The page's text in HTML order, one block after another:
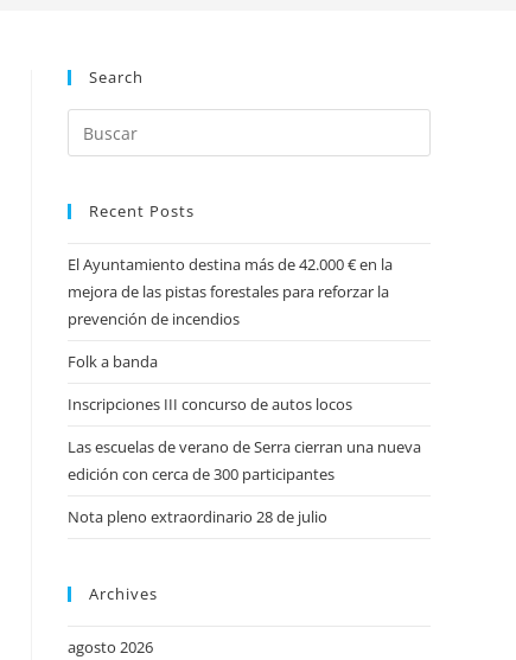
Search
Recent Posts
El Ayuntamiento destina más de 42.000 € en la
mejora de las pistas forestales para reforzar la
prevención de incendios
Folk a banda
Inscripciones III concurso de autos locos
Las escuelas de verano de Serra cierran una nueva
edición con cerca de 300 participantes
Nota pleno extraordinario 28 de julio
Archives
agosto 2026